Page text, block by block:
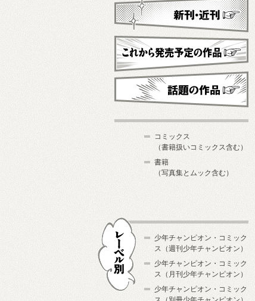
新刊・近刊
これから発売予定
コミックス
（書籍扱いコミックス含む）
書籍
（写真集とムック含む）
少年チャンピオン・コミック
ス（週刊少年チャンピオン）
少年チャンピオン・コミック
ス（月刊少年チャンピオン）
少年チャンピオン・コミック